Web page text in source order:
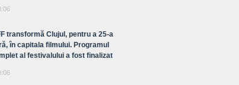
transformă Clujul, pentru a 25-a
în capitala filmului. Programul
al festivalului a fost finalizat